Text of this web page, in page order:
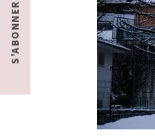
S'ABONNER